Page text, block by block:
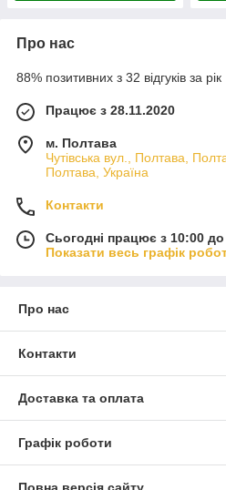
Про нас
88% позитивних з 32 відгуків за рік
Працює з 28.11.2020
м. Полтава
Чутівська вул., Полтава,
Полтава, Україна
Контакти
Сьогодні працює з 10:00
Показати весь графік
Про нас
Контакти
Доставка та оплата
Графік роботи